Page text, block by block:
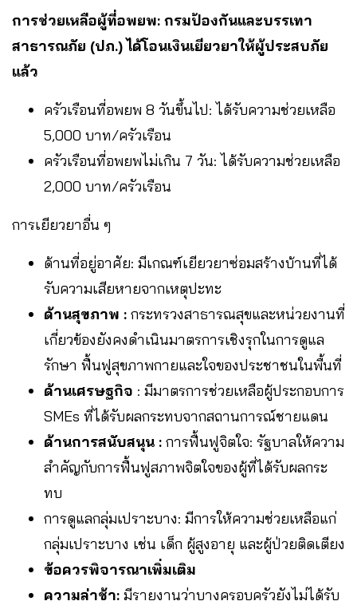
การช่วยเหลือผู้ที่อพยพ: กรมป้องกันและบรรเทา
สาธารณภัย (ปภ.) ได้โอนเงินเยียวยาให้ผู้ประสบภัย
แล้ว
ครัวเรือนที่อพยพ 8 วันขึ้นไป: ได้รับความช่วยเหลือ
5,000 บาท/ครัวเรือน
ครัวเรือนที่อพยพไม่เกิน 7 วัน: ได้รับความช่วยเหลือ
2,000 บาท/ครัวเรือน
การเยียวยาอื่น ๆ
ด้านที่อยู่อาศัย: มีเกณฑ์เยียวยาซ่อมสร้างบ้านที่ได้
รับความเสียหายจากเหตุปะทะ
ด้านสุขภาพ : กระทรวงสาธารณสุขและหน่วยงานที่
เกี่ยวข้องยังคงดำเนินมาตรการเชิงรุกในการดูแล
รักษา ฟื้นฟูสุขภาพกายและใจของประชาชนในพื้นที่
ด้านเศรษฐกิจ : มีมาตรการช่วยเหลือผู้ประกอบการ
SMEs ที่ได้รับผลกระทบจากสถานการณ์ชายแดน
ด้านการสนับสนุน : การฟื้นฟูจิตใจ: รัฐบาลให้ความ
สำคัญกับการฟื้นฟูสภาพจิตใจของผู้ที่ได้รับผลกระ
ทบ
การดูแลกลุ่มเปราะบาง: มีการให้ความช่วยเหลือแก่
กลุ่มเปราะบาง เช่น เด็ก ผู้สูงอายุ และผู้ป่วยติดเตียง
ข้อควรพิจารณาเพิ่มเติม
ความล่าช้า: มีรายงานว่าบางครอบครัวยังไม่ได้รับ